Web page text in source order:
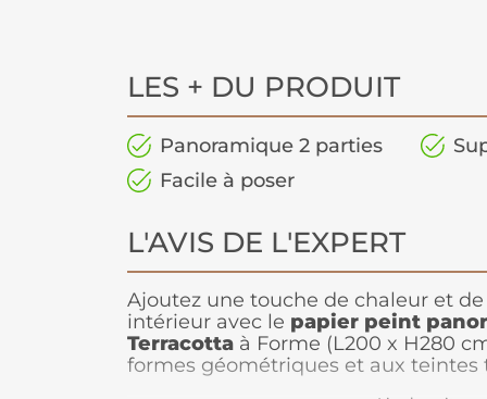
LES + DU PRODUIT
Panoramique 2 parties
Facile à poser
L'AVIS DE L'EXPERT
Ajoutez une touche de chaleur et
intérieur avec le papier peint
Terracotta à Forme (L200 x H280
formes géométriques et aux teintes